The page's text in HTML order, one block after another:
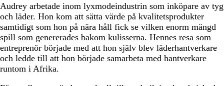
Audrey arbetade inom lyxmodeindustrin som inköpare av tyg
och läder. Hon kom att sätta värde på kvalitetsprodukter
samtidigt som hon på nära håll fick se vilken enorm mängd
spill som genererades bakom kulisserna. Hennes resa som
entreprenör började med att hon själv blev läderhantverkare
och ledde till att hon började samarbeta med hantverkare
runtom i Afrika.